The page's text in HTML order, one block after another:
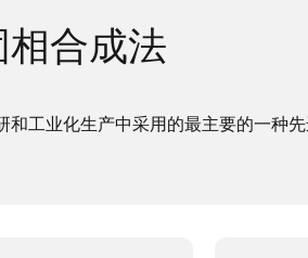
合成法
工业化生产中采用的最主要的一种先